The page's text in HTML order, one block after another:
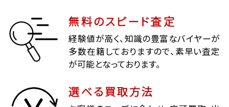
無料のスピード査定
経験値が高く、知識の豊富なバイヤーが
多数在籍しておりますので、素早い査定
が可能となっております。
選べる買取方法